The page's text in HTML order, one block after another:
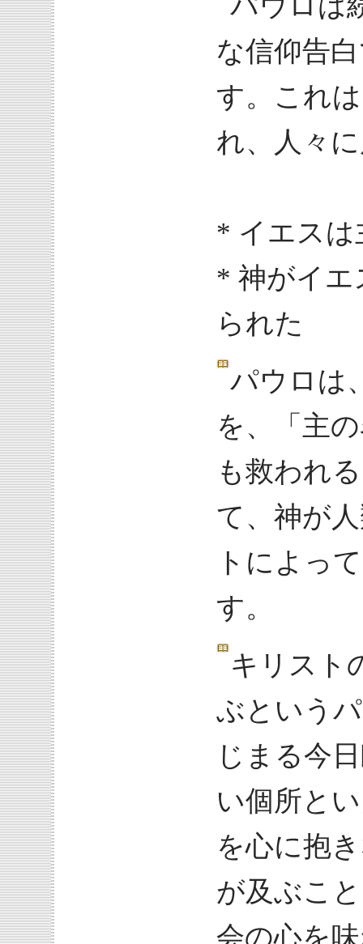
な信仰告
す。これ
れ、人々
* イエスは
* 神がイエ
られた
パウロは
を、「主
も救われ
て、神が
トによっ
す。
キリスト
ぶという
じまる今
い個所と
を心に抱
が及ぶこ
会の心を